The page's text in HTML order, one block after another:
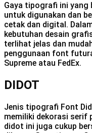
Gaya tipografi ini yang
untuk digunakan dan
cetak dan digital.
kebutuhan desain
terlihat jelas dan
penggunaan font
Supreme atau FedEx.
DIDOT
Jenis tipografi Font
memiliki dekorasi serif
didot ini juga cukup